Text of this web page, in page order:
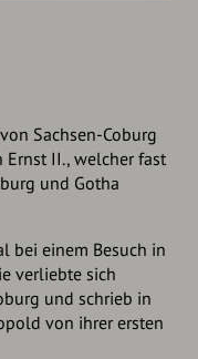
Sachsen-Coburg
Ernst II., welcher fast
und Gotha
bei einem Besuch in
verliebte sich
und schrieb in
von ihrer ersten